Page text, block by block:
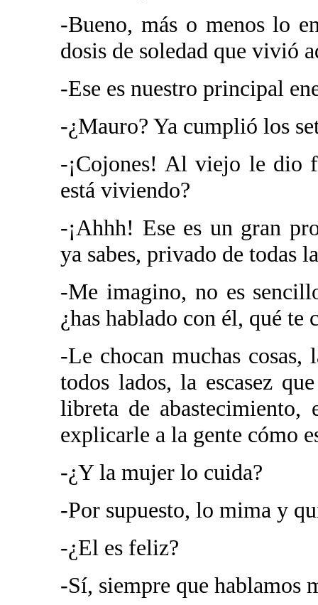
-Bueno, más o menos lo
dosis de soledad que vivió
-Ese es nuestro principal
-¿Mauro? Ya cumplió los
-¡Cojones! Al viejo le dio
está viviendo?
-¡Ahhh! Ese es un gran
ya sabes, privado de todas
-Me imagino, no es
¿has hablado con él, qué te
-Le chocan muchas
todos lados, la escasez
libreta de
explicarle a la gente cómo
-¿Y la mujer lo cuida?
-Por supuesto, lo mima y
-¿El es feliz?
-Sí, siempre que hablamos